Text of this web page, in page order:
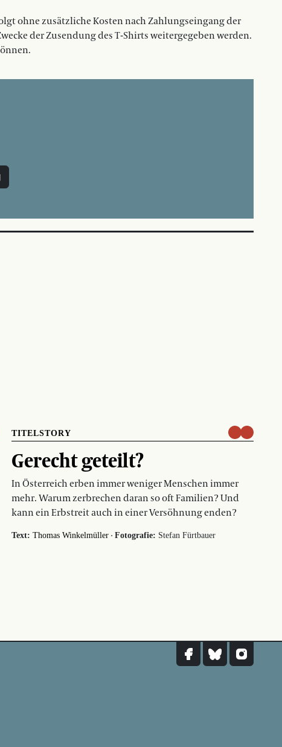
ohne zusätzliche Kosten nach Zahlungseingang der
der Zusendung des T-Shirts weitergegeben werden.
TITELSTORY
Gerecht geteilt?
In Österreich erben immer weniger Menschen immer
mehr. Warum zerbrechen daran so oft Familien? Und
kann ein Erbstreit auch in einer Versöhnung enden?
Text: Thomas Winkelmüller ·Fotografie: Stefan Fürtbauer